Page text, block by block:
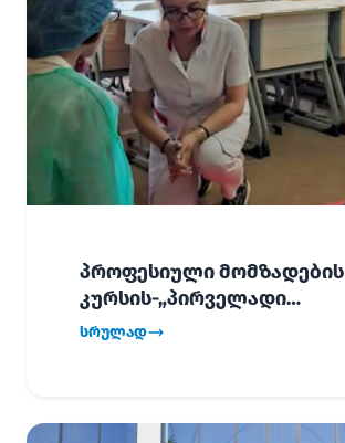
პროფესიული მომზადების
კურსის-„პირველადი
გადაუდებელი დახმარება“,
სრულად